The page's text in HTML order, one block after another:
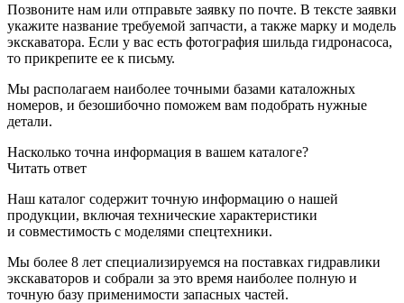
Позвоните нам или отправьте заявку по почте. В тексте заявки
укажите название требуемой запчасти, а также марку и модель
экскаватора. Если у вас есть фотография шильда гидронасоса,
то прикрепите ее к письму.
Мы располагаем наиболее точными базами каталожных
номеров, и безошибочно поможем вам подобрать нужные
детали.
Насколько точна информация в вашем каталоге?
Читать ответ
Наш каталог содержит точную информацию о нашей
продукции, включая технические характеристики
и совместимость с моделями спецтехники.
Мы более 8 лет специализируемся на поставках гидравлики
экскаваторов и собрали за это время наиболее полную и
точную базу применимости запасных частей.